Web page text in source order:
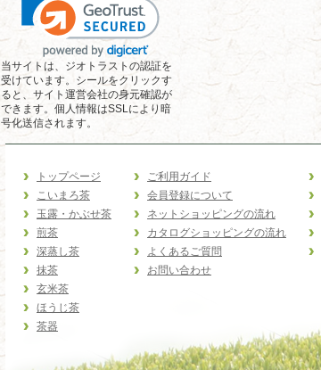
当サイトは、ジオトラストの認証を
受けています。シールをクリックす
ると、サイト運営会社の身元確認が
できます。個人情報はSSLにより暗
号化送信されます。
トップページ
こいまろ茶
玉露・かぶせ茶
煎茶
深蒸し茶
抹茶
玄米茶
ほうじ茶
茶器
ご利用ガイド
会員登録について
ネットショッピングの流れ
カタログショッピングの流れ
よくあるご質問
お問い合わせ